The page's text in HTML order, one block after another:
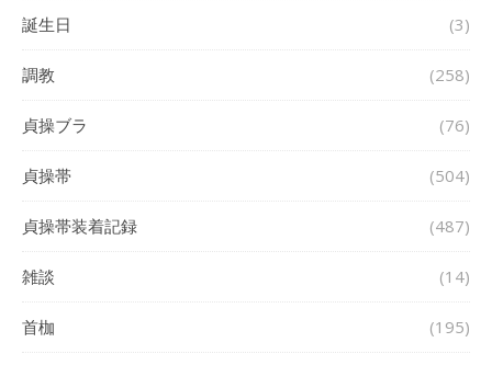
誕生日 (3)
調教 (258)
貞操ブラ (76)
貞操帯 (504)
貞操帯装着記録 (487)
雑談 (14)
首枷 (195)